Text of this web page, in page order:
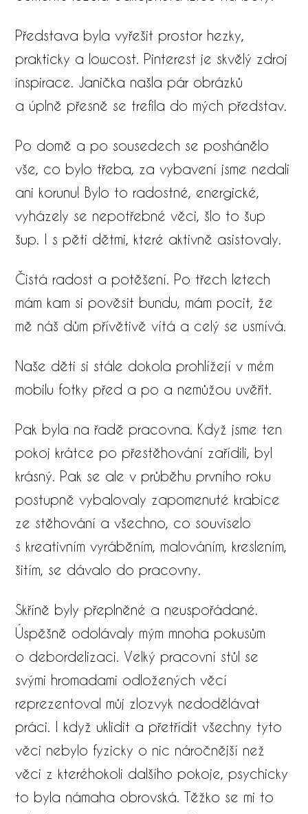
Představa byla vyřešit prostor hezky,
prakticky a lowcost. Pinterest je skvělý zdroj
inspirace. Janička našla pár obrázků
a úplně přesně se trefila do mých představ.
Po domě a po sousedech se poshánělo
vše, co bylo třeba, za vybavení jsme nedali
ani korunu! Bylo to radostné, energické,
vyházely se nepotřebné věci, šlo to šup
šup. I s pěti dětmi, které aktivně asistovaly.
Čistá radost a potěšení. Po třech letech
mám kam si pověsit bundu, mám pocit, že
mě náš dům přívětivě vítá a celý se usmívá.
Naše děti si stále dokola prohlížejí v mém
mobilu fotky před a po a nemůžou uvěřit.
Pak byla na řadě pracovna. Když jsme ten
pokoj krátce po přestěhování zařídili, byl
krásný. Pak se ale v průběhu prvního roku
postupně vybalovaly zapomenuté krabice
ze stěhování a všechno, co souviselo
s kreativním vyráběním, malováním, kreslením,
šitím, se dávalo do pracovny.
Skříně byly přeplněné a neuspořádané.
Úspěšně odolávaly mým mnoha pokusům
o debordelizaci. Velký pracovní stůl se
svými hromadami odložených věcí
reprezentoval můj zlozvyk nedodělávat
práci. I když uklidit a přetřídit všechny tyto
věci nebylo fyzicky o nic náročnější než
věci z kteréhokoli dalšího pokoje, psychicky
to byla námaha obrovská. Těžko se mi to